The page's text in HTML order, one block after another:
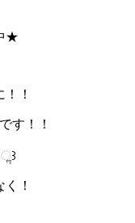
★
！
す！！
！